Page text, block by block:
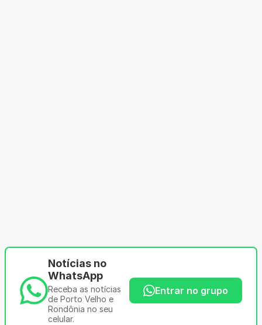
Notícias no
WhatsApp
Receba as notícias
de Porto Velho e
Rondônia no seu
celular.
Entrar no grupo